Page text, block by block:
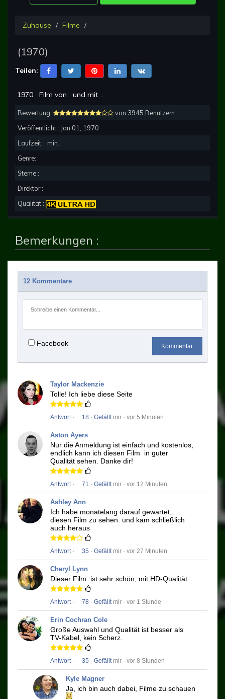
Zuhause Filme
(1970)
Teilen:
1970 Film von und mit .
Bewertung:
von 3945 Benutzern
Veröffentlicht : Jan 01, 1970
Laufzeit:
min.
Genre:
Sterne :
Direktor :
Qualität :
Bemerkungen :
12 Kommentare
Facebook Kommentar
Taylor Mackenzie
Tolle! Ich liebe diese Seite
Antwort· 18 · Gefälltmir · vor 5 Minuten
Aston Ayers
Nur die Anmeldung ist einfach und kostenlos,
endlich kann ich diesen Film
in guter
Qualität sehen. Danke dir!
Antwort· 71 · Gefälltmir · vor 12 Minuten
Ashley Ann
Ich habe monatelang darauf gewartet,
diesen Film zu sehen. und kam schließlich
auch heraus
Antwort· 35 · Gefälltmir · vor 27 Minuten
Cheryl Lynn
Dieser Film ist sehr schön, mit HD-Qualität
Antwort· 78 · Gefälltmir · vor 1 Stunde
Erin Cochran Cole
Große Auswahl und Qualität ist besser als
TV-Kabel, kein Scherz.
Antwort· 35 · Gefälltmir · vor 8 Stunden
Kyle Magner
Ja, ich bin auch dabei, Filme zu schauen